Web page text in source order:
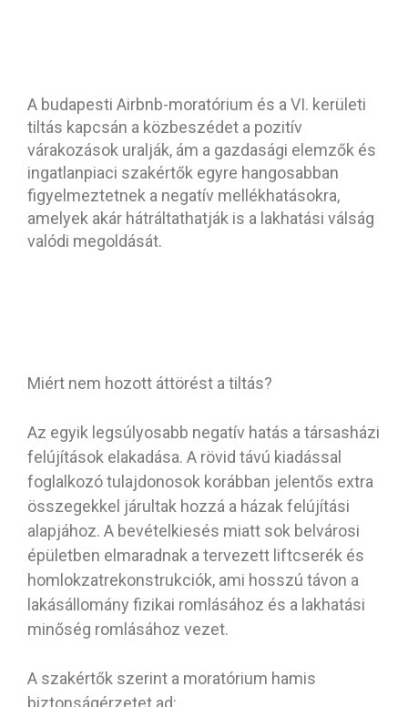
A budapesti Airbnb-moratórium és a VI. kerületi
tiltás kapcsán a közbeszédet a pozitív
várakozások uralják, ám a gazdasági elemzők és
ingatlanpiaci szakértők egyre hangosabban
figyelmeztetnek a negatív mellékhatásokra,
amelyek akár hátráltathatják is a lakhatási válság
valódi megoldását.
Miért nem hozott áttörést a tiltás?
Az egyik legsúlyosabb negatív hatás a társasházi
felújítások elakadása. A rövid távú kiadással
foglalkozó tulajdonosok korábban jelentős extra
összegekkel járultak hozzá a házak felújítási
alapjához. A bevételkiesés miatt sok belvárosi
épületben elmaradnak a tervezett liftcserék és
homlokzatrekonstrukciók, ami hosszú távon a
lakásállomány fizikai romlásához és a lakhatási
minőség romlásához vezet.
A szakértők szerint a moratórium hamis